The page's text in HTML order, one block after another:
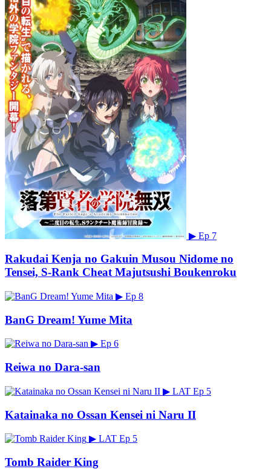
▶ Ep 7
Rakudai Kenja no Gakuin Musou Nidome no
Tensei, S-Rank Cheat Majutsushi Boukenroku
▶ Ep 8
BanG Dream! Yume Mita
▶ Ep 6
Reiwa no Dara-san
▶ LAT Ep 5
Katainaka no Ossan Kensei ni Naru II
▶ LAT Ep 5
Tomb Raider King